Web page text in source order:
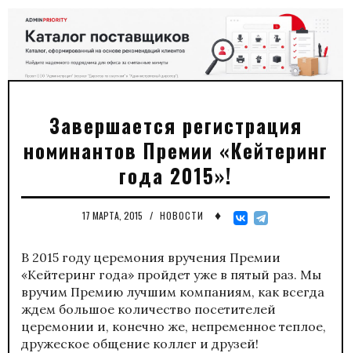
Завершается регистрация
номинантов Премии «Кейтеринг
года 2015»!
17 МАРТА, 2015 / НОВОСТИ ♦
В 2015 году церемония вручения Премии
«Кейтеринг года» пройдет уже в пятый раз. Мы
вручим Премию лучшим компаниям, как всегда
ждем большое количество посетителей
церемонии и, конечно же, непременное теплое,
дружеское общение коллег и друзей!